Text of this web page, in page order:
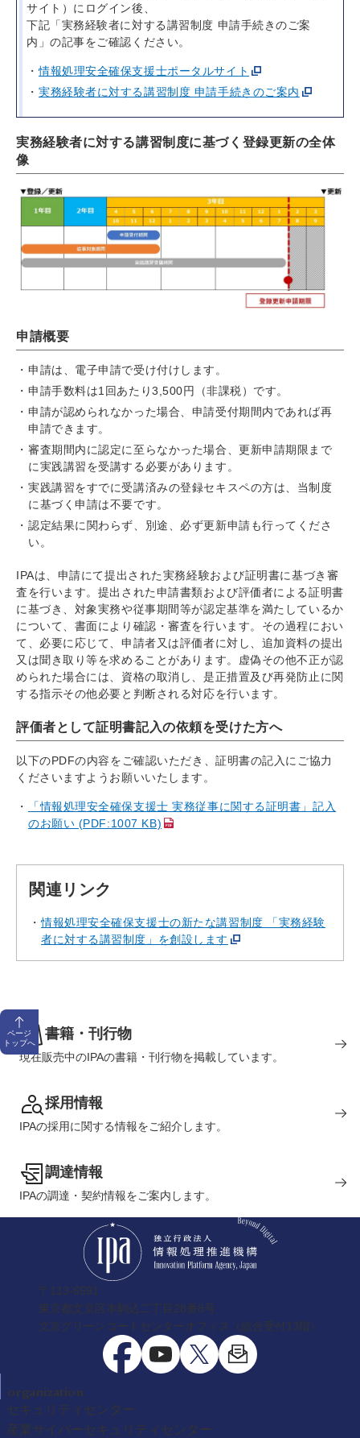
サイト）にログイン後、
下記「実務経験者に対する講習制度 申請手続きのご案
内」の記事をご確認ください。
情報処理安全確保支援士ポータルサイト
実務経験者に対する講習制度 申請手続きのご案内
実務経験者に対する講習制度に基づく登録更新の全体
像
申請概要
申請は、電子申請で受け付けします。
申請手数料は1回あたり3,500円（非課税）です。
申請が認められなかった場合、申請受付期間内であれば再
申請できます。
審査期間内に認定に至らなかった場合、更新申請期限まで
に実践講習を受講する必要があります。
実践講習をすでに受講済みの登録セキスペの方は、当制度
に基づく申請は不要です。
認定結果に関わらず、別途、必ず更新申請も行ってくださ
い。
IPAは、申請にて提出された実務経験および証明書に基づき審
査を行います。提出された申請書類および評価者による証明書
に基づき、対象実務や従事期間等が認定基準を満たしているか
について、書面により確認・審査を行います。その過程におい
て、必要に応じて、申請者又は評価者に対し、追加資料の提出
又は聞き取り等を求めることがあります。虚偽その他不正が認
められた場合には、資格の取消し、是正措置及び再発防止に関
する指示その他必要と判断される対応を行います。
評価者として証明書記入の依頼を受けた方へ
以下のPDFの内容をご確認いただき、証明書の記入にご協力
くださいますようお願いいたします。
「情報処理安全確保支援士 実務従事に関する証明書」記入
のお願い (PDF:1007 KB)
関連リンク
情報処理安全確保支援士の新たな講習制度 「実務経験
者に対する講習制度」を創設します
ページ
トップへ
書籍・刊行物
現在販売中のIPAの書籍・刊行物を掲載しています。
採用情報
IPAの採用に関する情報をご紹介します。
調達情報
IPAの調達・契約情報をご案内します。
〒113-6591
東京都文京区本駒込二丁目28番8号
文京グリーンコートセンターオフィス（総合受付13階）
organization
セキュリティセンター
産業サイバーセキュリティセンター